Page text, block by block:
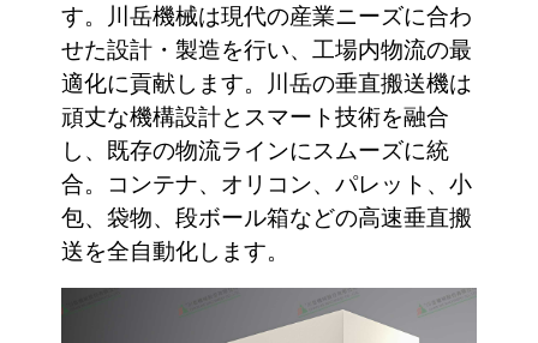
す。川岳機械は現代の産業ニーズに合わ
せた設計・製造を行い、工場内物流の最
適化に貢献します。川岳の垂直搬送機は
頑丈な機構設計とスマート技術を融合
し、既存の物流ラインにスムーズに統
合。コンテナ、オリコン、パレット、小
包、袋物、段ボール箱などの高速垂直搬
送を全自動化します。